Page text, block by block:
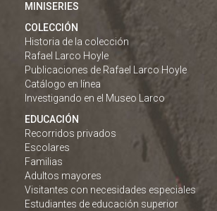
MINISERIES
COLECCIÓN
Historia de la colección
Rafael Larco Hoyle
Publicaciones de Rafael Larco Hoyle
Catálogo en línea
Investigando en el Museo Larco
EDUCACIÓN
Recorridos privados
Escolares
Familias
Adultos mayores
Visitantes con necesidades especiales
Estudiantes de educación superior